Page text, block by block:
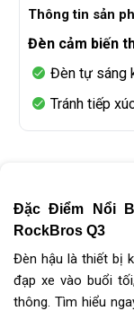
Thông tin sản
Đèn cảm biến
Đèn tự sáng
Tránh tiếp
Đặc Điểm Nổi
RockBros Q3
Đèn hậu là thiết bị
đạp xe vào buổi
thông. Tìm hiểu